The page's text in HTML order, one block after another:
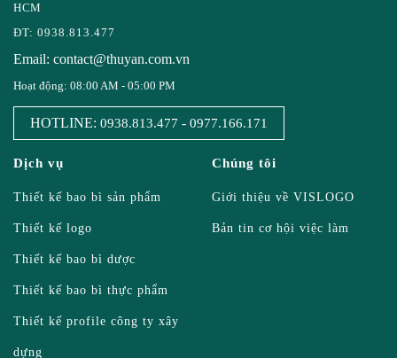
HCM
ĐT: 0938.813.477
Email: contact@thuyan.com.vn
Hoạt động: 08:00 AM - 05:00 PM
HOTLINE: 0938.813.477 - 0977.166.171
Dịch vụ
Thiết kế bao bì sản phẩm
Thiết kế logo
Thiết kế bao bì dược
Thiết kế bao bì thực phẩm
Thiết kế profile công ty xây
dựng
Chúng tôi
Giới thiệu về VISLOGO
Bản tin cơ hội việc làm